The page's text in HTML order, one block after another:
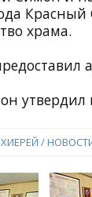
храма.
утвердил
/